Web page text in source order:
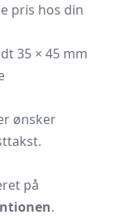
pris hos din
35 × 45 mm
ønsker
på
.